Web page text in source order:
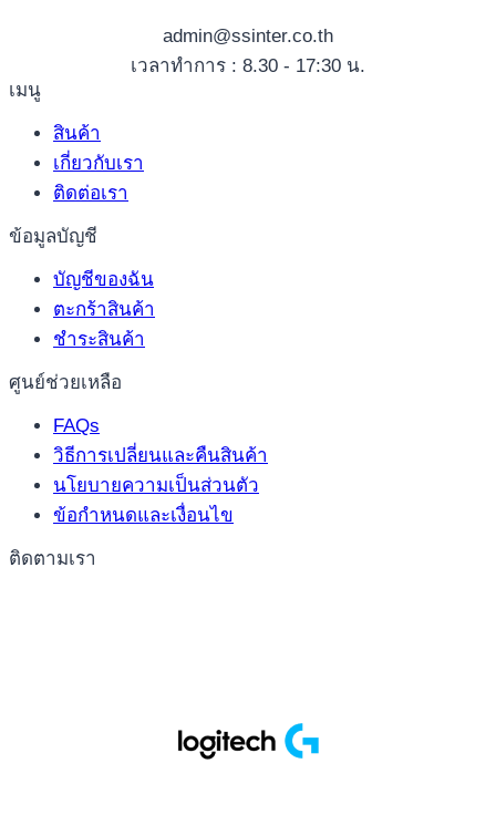
admin@ssinter.co.th
เวลาทำการ : 8.30 - 17:30 น.
เมนู
สินค้า
เกี่ยวกับเรา
ติดต่อเรา
ข้อมูลบัญชี
บัญชีของฉัน
ตะกร้าสินค้า
ชำระสินค้า
ศูนย์ช่วยเหลือ
FAQs
วิธีการเปลี่ยนและคืนสินค้า
นโยบายความเป็นส่วนตัว
ข้อกำหนดและเงื่อนไข
ติดตามเรา